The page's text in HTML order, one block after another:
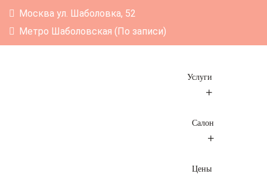
Москва ул. Шаболовка, 52
Метро Шаболовская (По записи)
Услуги
Салон
Цены